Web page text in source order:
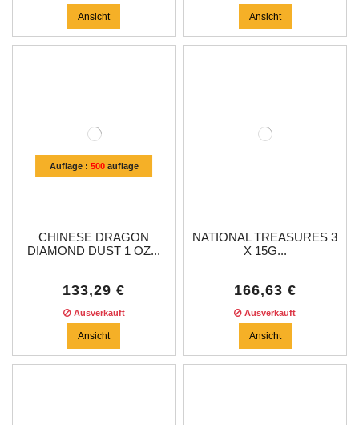
Ansicht Ansicht
Auflage : 500auflage
CHINESE DRAGON
DIAMOND DUST 1 OZ...
133,29 €
Ausverkauft
Ansicht
NATIONAL TREASURES 3
X 15G...
166,63 €
Ausverkauft
Ansicht